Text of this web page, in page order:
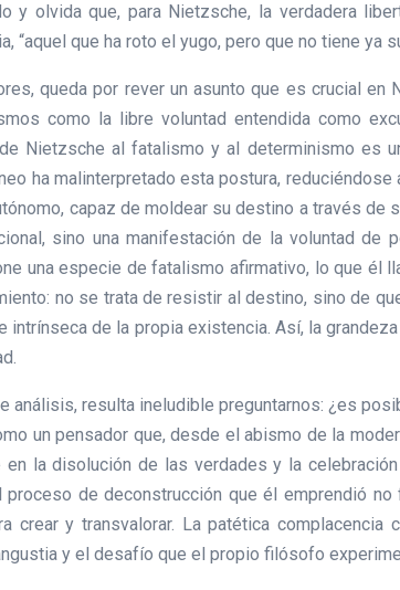
y olvida que, para Nietzsche, la verdadera
“aquel que ha roto el yugo, pero que no tiene
queda por rever un asunto que es crucial
como la libre voluntad entendida como
Nietzsche al fatalismo y al determinismo es
ha malinterpretado esta postura,
capaz de moldear su destino a través
sino una manifestación de la voluntad
una especie de fatalismo afirmativo, lo que él
no se trata de resistir al destino, sino de
intrínseca de la propia existencia. Así, la
análisis, resulta ineludible preguntarnos: ¿es
un pensador que, desde el abismo de la
en la disolución de las verdades y la
de deconstrucción que él emprendió
crear y transvalorar. La patética
y el desafío que el propio filósofo